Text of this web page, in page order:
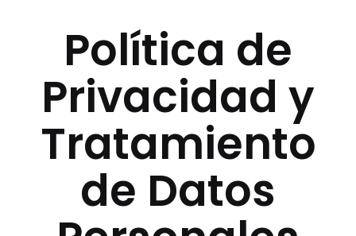
Política de
Privacidad y
Tratamiento
de Datos